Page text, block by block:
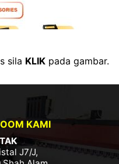
sila KLIKpada gambar.
KAMI
J7/J,